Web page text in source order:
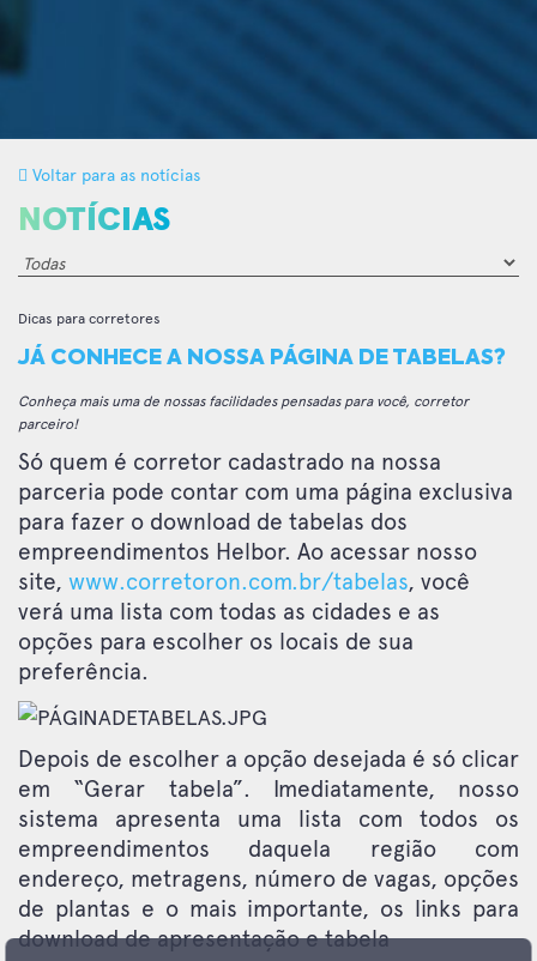
Voltar para as notícias
NOTÍCIAS
Dicas para corretores
JÁ CONHECE A NOSSA PÁGINA DE TABELAS?
Conheça mais uma de nossas facilidades pensadas para você, corretor
parceiro!
Só quem é corretor cadastrado na nossa
parceria pode contar com uma página exclusiva
para fazer o download de tabelas dos
empreendimentos Helbor. Ao acessar nosso
site, www.corretoron.com.br/tabelas, você
verá uma lista com todas as cidades e as
opções para escolher os locais de sua
preferência.
Depois de escolher a opção desejada é só clicar
em “Gerar tabela”. Imediatamente, nosso
sistema apresenta uma lista com todos os
empreendimentos daquela região com
endereço, metragens, número de vagas, opções
de plantas e o mais importante, os links para
download de apresentação e tabela